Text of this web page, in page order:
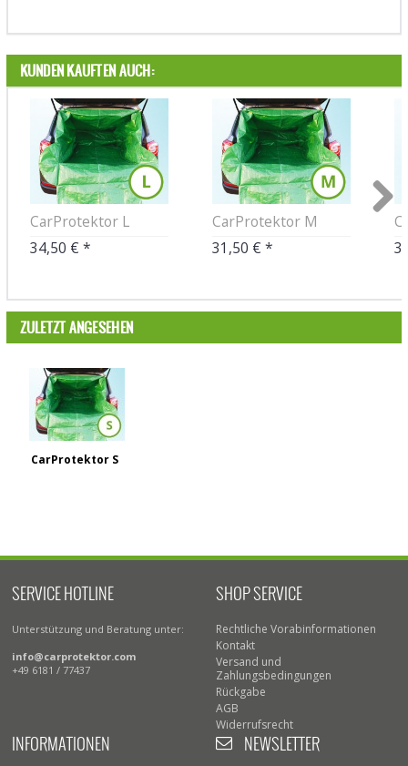
KUNDEN KAUFTEN AUCH:
CarProtektor L
34,50 € *
CarProtektor M
31,50 € *
Next
ZULETZT ANGESEHEN
CarProtektor S
SERVICE HOTLINE
Unterstützung und Beratung unter:
info@carprotektor.com
+49 6181 / 77437
SHOP SERVICE
Rechtliche Vorabinformationen
Kontakt
Versand und
Zahlungsbedingungen
Rückgabe
AGB
Widerrufsrecht
INFORMATIONEN NEWSLETTER